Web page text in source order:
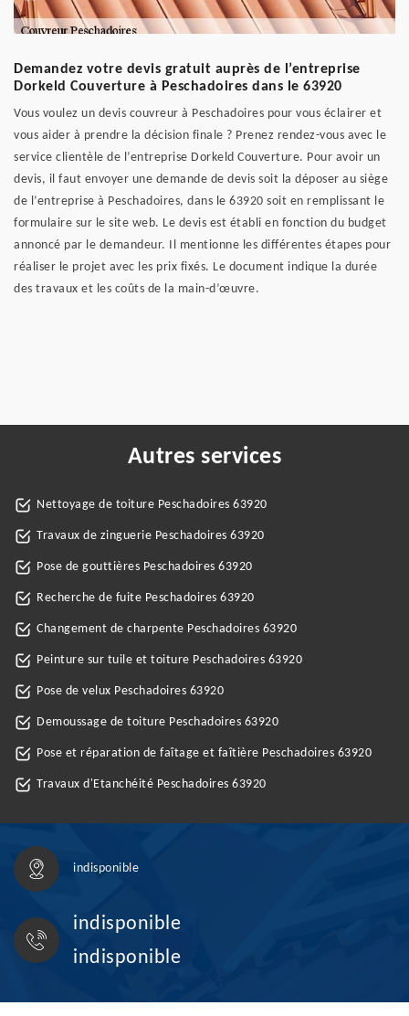
Demandez votre devis gratuit auprès de l’entreprise
Dorkeld Couverture à Peschadoires dans le 63920
Vous voulez un devis couvreur à Peschadoires pour vous éclairer et
vous aider à prendre la décision finale ? Prenez rendez-vous avec le
service clientèle de l’entreprise Dorkeld Couverture. Pour avoir un
devis, il faut envoyer une demande de devis soit la déposer au siège
de l’entreprise à Peschadoires, dans le 63920 soit en remplissant le
formulaire sur le site web. Le devis est établi en fonction du budget
annoncé par le demandeur. Il mentionne les différentes étapes pour
réaliser le projet avec les prix fixés. Le document indique la durée
des travaux et les coûts de la main-d’œuvre.
Autres services
Nettoyage de toiture Peschadoires 63920
Travaux de zinguerie Peschadoires 63920
Pose de gouttières Peschadoires 63920
Recherche de fuite Peschadoires 63920
Changement de charpente Peschadoires 63920
Peinture sur tuile et toiture Peschadoires 63920
Pose de velux Peschadoires 63920
Demoussage de toiture Peschadoires 63920
Pose et réparation de faîtage et faîtière Peschadoires 63920
Travaux d'Etanchéité Peschadoires 63920
indisponible
indisponible
indisponible